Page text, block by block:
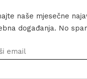
naše mjesečne
događanja. No